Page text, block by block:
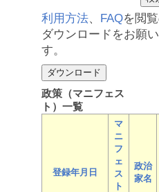
利用方法、 FAQを閲
ダウンロードをお願
す。
政策（マニフェス
ト）一覧
登録年月日
マ
ニ
フ
ェ
ス
ト
政治
家名